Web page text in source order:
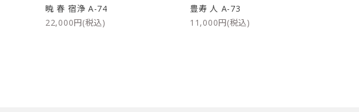
暁 春 宿浄 A-74
22,000円(税込)
豊寿 人 A-73
11,000円(税込)